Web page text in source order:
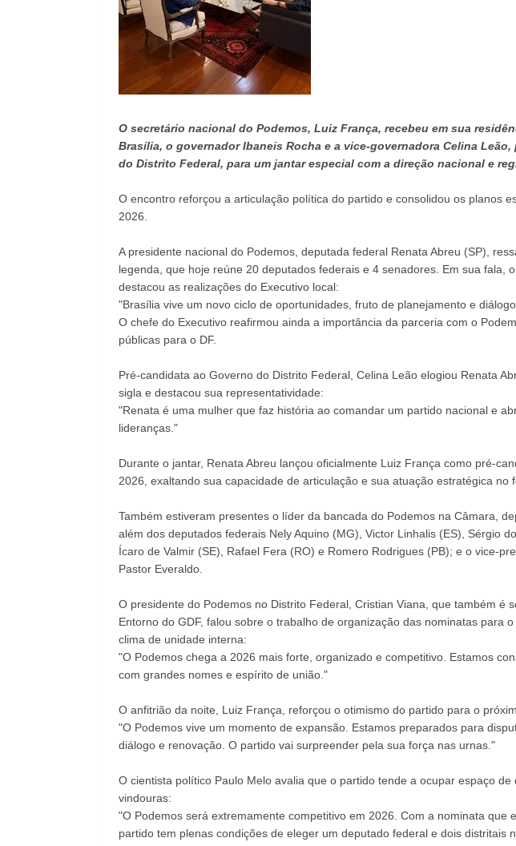
O secretário nacional do Podemos, Luiz França, recebeu em sua
Brasília, o governador Ibaneis Rocha e a vice-governadora Celina
do Distrito Federal, para um jantar especial com a direção nacional e
O encontro reforçou a articulação política do partido e consolidou os planos
2026.
A presidente nacional do Podemos, deputada federal Renata Abreu (SP),
legenda, que hoje reúne 20 deputados federais e 4 senadores. Em sua fala,
destacou as realizações do Executivo local:
"Brasília vive um novo ciclo de oportunidades, fruto de planejamento e
O chefe do Executivo reafirmou ainda a importância da parceria com o
públicas para o DF.
Pré-candidata ao Governo do Distrito Federal, Celina Leão elogiou Renata
sigla e destacou sua representatividade:
"Renata é uma mulher que faz história ao comandar um partido nacional e
lideranças."
Durante o jantar, Renata Abreu lançou oficialmente Luiz França como pré-
2026, exaltando sua capacidade de articulação e sua atuação estratégica no
Também estiveram presentes o líder da bancada do Podemos na Câmara,
além dos deputados federais Nely Aquino (MG), Victor Linhalis (ES), Sérgio
Ícaro de Valmir (SE), Rafael Fera (RO) e Romero Rodrigues (PB); e o vice-
Pastor Everaldo.
O presidente do Podemos no Distrito Federal, Cristian Viana, que também é
Entorno do GDF, falou sobre o trabalho de organização das nominatas para
clima de unidade interna:
"O Podemos chega a 2026 mais forte, organizado e competitivo. Estamos
com grandes nomes e espírito de união."
O anfitrião da noite, Luiz França, reforçou o otimismo do partido para o
"O Podemos vive um momento de expansão. Estamos preparados para
diálogo e renovação. O partido vai surpreender pela sua força nas urnas."
O cientista político Paulo Melo avalia que o partido tende a ocupar espaço de
vindouras:
"O Podemos será extremamente competitivo em 2026. Com a nominata que
partido tem plenas condições de eleger um deputado federal e dois distritais